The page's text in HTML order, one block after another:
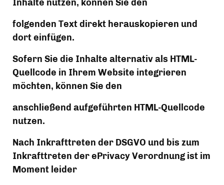
Inhalte nutzen, können Sie den
folgenden Text direkt herauskopieren und
dort einfügen.
Sofern Sie die Inhalte alternativ als HTML-
Quellcode in Ihrem Website integrieren
möchten, können Sie den
anschließend aufgeführten HTML-Quellcode
nutzen.
Nach Inkrafttreten der DSGVO und bis zum
Inkrafttreten der ePrivacy Verordnung ist im
Moment leider